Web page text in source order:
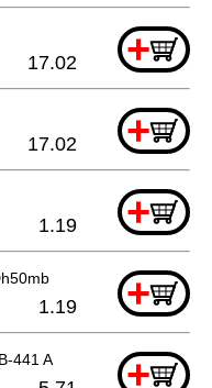
+
17.02
+
17.02
+
1.19
+
1.19
441 A +